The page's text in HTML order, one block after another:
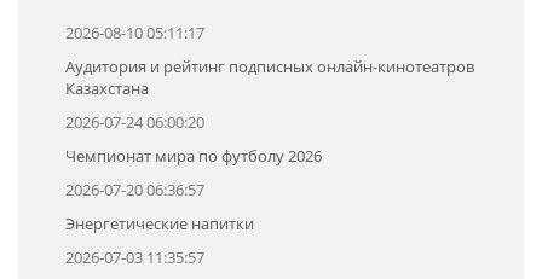
2026-08-10 05:11:17
Аудитория и рейтинг подписных онлайн-кинотеатров
Казахстана
2026-07-24 06:00:20
Чемпионат мира по футболу 2026
2026-07-20 06:36:57
Энергетические напитки
2026-07-03 11:35:57